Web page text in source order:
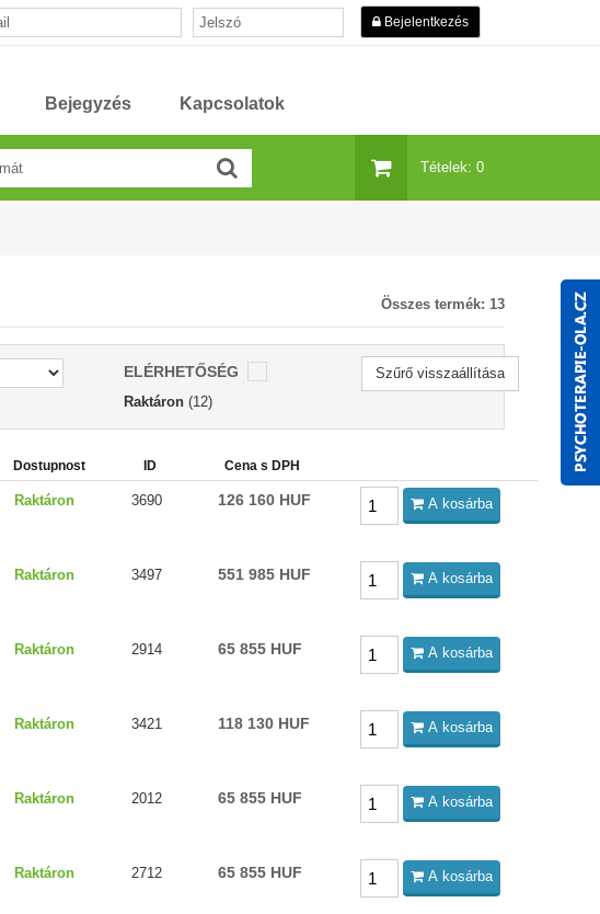
Bejelentkezés
Bejegyzés Kapcsolatok
Tételek: 0
Összes termék: 13
ELÉRHETŐSÉG
Raktáron (12)
Szűrő visszaállítása
Dostupnost ID Cena s DPH
Raktáron 3690 126 160 HUF A kosárba
Raktáron 3497 551 985 HUF A kosárba
Raktáron 2914 65 855 HUF A kosárba
Raktáron 3421 118 130 HUF A kosárba
Raktáron 2012 65 855 HUF A kosárba
Raktáron 2712 65 855 HUF A kosárba